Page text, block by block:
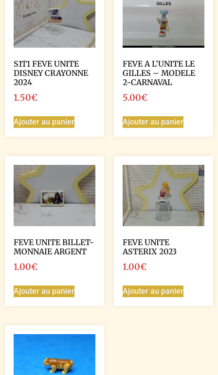
S1T1 FEVE UNITE
DISNEY CRAYONNE
2024
1.50€
Ajouter au panier
FEVE A L’UNITE LE
GILLES – MODELE
2-CARNAVAL
5.00€
Ajouter au panier
FEVE UNITE BILLET-
MONNAIE ARGENT
1.00€
Ajouter au panier
FEVE UNITE
ASTERIX 2023
1.00€
Ajouter au panier